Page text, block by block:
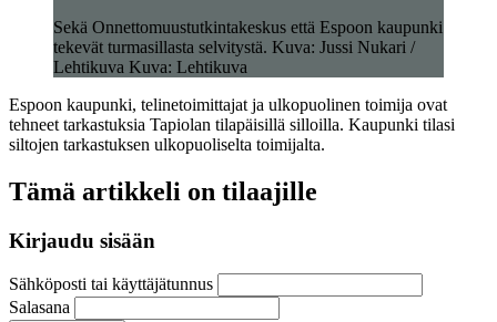
Sekä Onnettomuustutkintakeskus että Espoon kaupunki
tekevät turmasillasta selvitystä. Kuva: Jussi Nukari /
Lehtikuva Kuva: Lehtikuva
Espoon kaupunki, telinetoimittajat ja ulkopuolinen toimija ovat
tehneet tarkastuksia Tapiolan tilapäisillä silloilla. Kaupunki tilasi
siltojen tarkastuksen ulkopuoliselta toimijalta.
Tämä artikkeli on tilaajille
Kirjaudu sisään
Sähköposti tai käyttäjätunnus
Salasana